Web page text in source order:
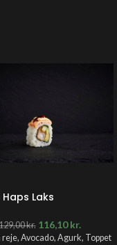
Haps Laks
kr. 116,10kr.
Avocado, Agurk, Toppet